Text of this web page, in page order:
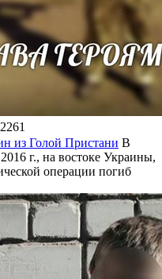
2261
из Голой Пристани В
г., на востоке Украины,
операции погиб